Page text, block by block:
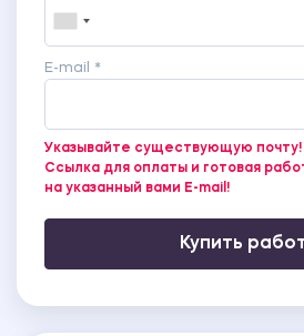
E-mail *
Указывайте существующую почту!
Ссылка для оплаты и готовая
на указанный вами E-mail!
Купить